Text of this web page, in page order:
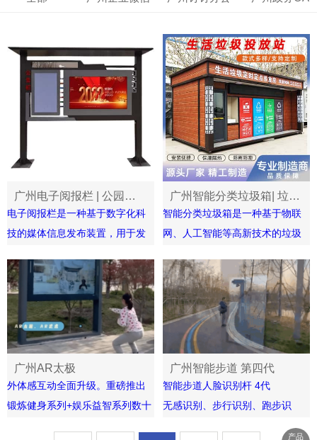
广州电子阅报栏 | 公园宣传栏 | 智慧社区广告宣传栏智能互动大屏
电子阅报栏是一种基于数字化科
技的媒体信息发布装置，用于发
态等信息。电子阅报栏的主要特
点如下
1.多媒体展示:电子阅报栏可以通
过大屏幕或LED显示屏等多种形
式进行多媒体信息展示，包括图
片、视频、文字等，以吸引人们
的注意力.2.实时更新:电子阅报栏
可以实现实时更新信息内容，以
确保信息的及时性和有效性
广州智能分类垃圾箱| 垃圾分类房 | 户外环保垃圾箱
智能分类垃圾箱是一种基于物联
网、人工智能等高新技术的垃圾
和分类，实现垃圾的准确分类回
收和资源再利用。
智能分类垃圾箱的主要特点如下
1.自动感知: 智能分类垃圾箱内部
配备传感器和摄像头等设备，可
自动感知垃圾的种类和数量.
2.智能分类:通过人工智能算法和
深度学习技术，智能分类垃圾箱
可以对垃圾进行精确分类，包括
广州AR太极
外体感互动全面升级。重磅推出
锻炼健身系列+娱乐益智系列数十
广州智能步道 第四代
智能步道人脸识别杆 4代
无感识别、步行识别、跑步识
别、骑车识别、多人同时识别、
产品